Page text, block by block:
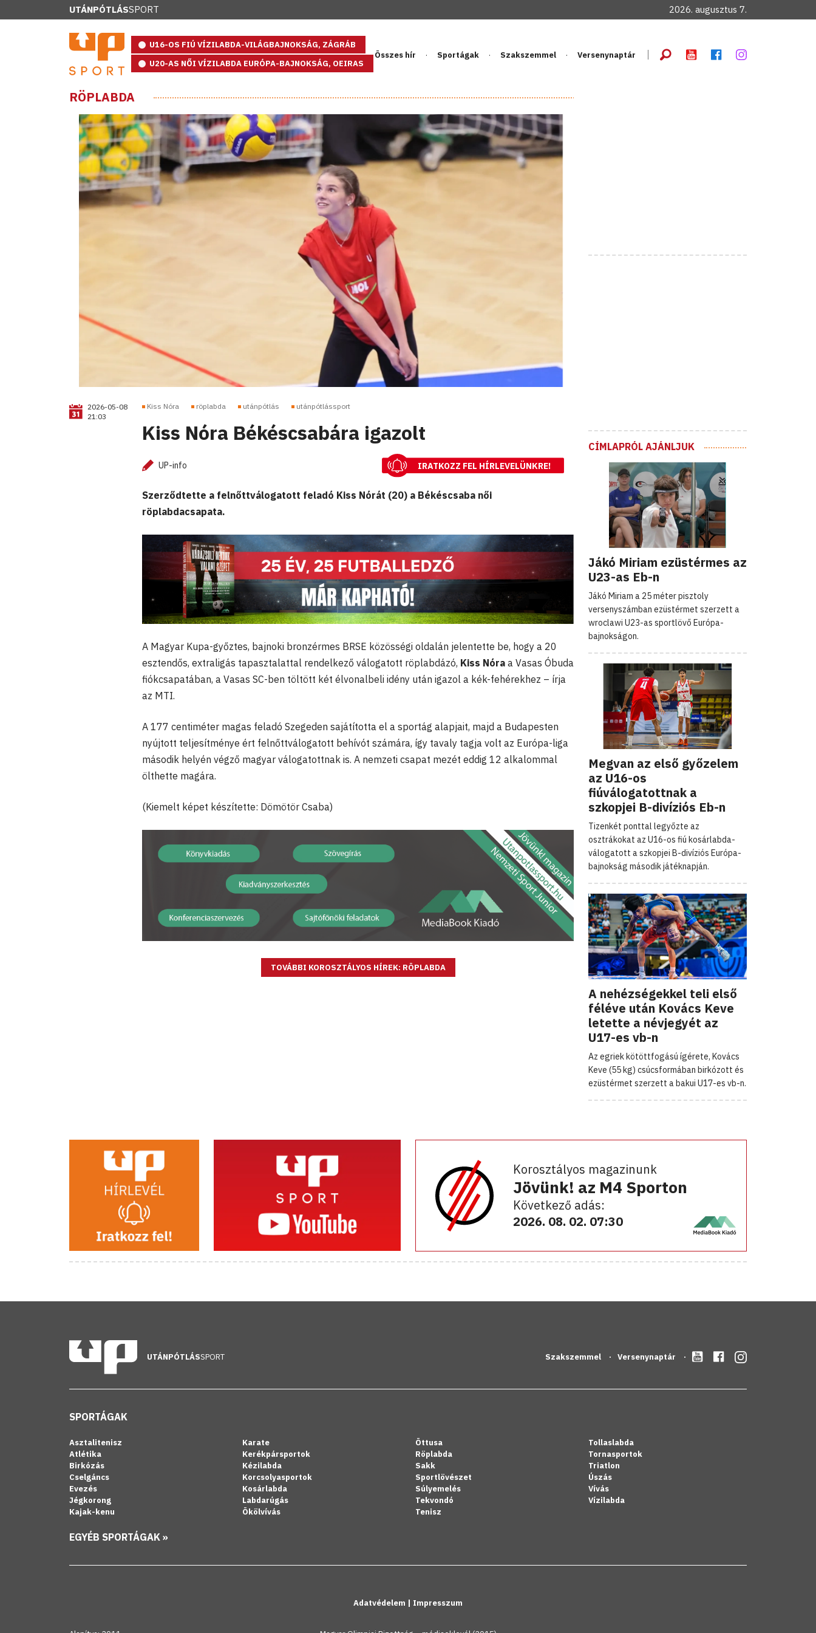
UTÁNPÓTLÁSSPORT 2026. augusztus 7.
U16-OS FIÚ VÍZILABDA-VILÁGBAJNOKSÁG, ZÁGRÁB
U20-AS NŐI VÍZILABDA EURÓPA-BAJNOKSÁG, OEIRAS
Összes hír Sportágak Szakszemmel Versenynaptár
RÖPLABDA
2026-05-08
21:03
Kiss Nóra röplabda utánpótlás utánpótlássport
Kiss Nóra Békéscsabára igazolt
UP-info IRATKOZZ FEL HÍRLEVELÜNKRE!
Szerződtette a felnőttválogatott feladó Kiss Nórát (20) a Békéscsaba női
röplabdacsapata.
A Magyar Kupa-győztes, bajnoki bronzérmes BRSE közösségi oldalán jelentette be, hogy a 20
esztendős, extraligás tapasztalattal rendelkező válogatott röplabdázó, Kiss Nóra a Vasas Óbuda
fiókcsapatában, a Vasas SC-ben töltött két élvonalbeli idény után igazol a kék-fehérekhez – írja
az MTI.
A 177 centiméter magas feladó Szegeden sajátította el a sportág alapjait, majd a Budapesten
nyújtott teljesítménye ért felnőttválogatott behívót számára, így tavaly tagja volt az Európa-liga
második helyén végző magyar válogatottnak is. A nemzeti csapat mezét eddig 12 alkalommal
ölthette magára.
(Kiemelt képet készítette: Dömötör Csaba)
TOVÁBBI KOROSZTÁLYOS HÍREK: RÖPLABDA
CÍMLAPRÓL AJÁNLJUK
Jákó Miriam ezüstérmes az
U23-as Eb-n
Jákó Miriam a 25 méter pisztoly
versenyszámban ezüstérmet szerzett a
wroclawi U23-as sportlövő Európa-
bajnokságon.
Megvan az első győzelem
az U16-os
fiúválogatottnak a
szkopjei B-divíziós Eb-n
Tizenkét ponttal legyőzte az
osztrákokat az U16-os fiú kosárlabda-
válogatott a szkopjei B-divíziós Európa-
bajnokság második játéknapján.
A nehézségekkel teli első
féléve után Kovács Keve
letette a névjegyét az
U17-es vb-n
Az egriek kötöttfogású ígérete, Kovács
Keve (55 kg) csúcsformában birkózott és
ezüstérmet szerzett a bakui U17-es vb-n.
Korosztályos magazinunk
Jövünk! az M4 Sporton
Következő adás:
2026. 08. 02. 07:30
UTÁNPÓTLÁSSPORT Szakszemmel Versenynaptár
SPORTÁGAK
Asztalitenisz
Atlétika
Birkózás
Cselgáncs
Evezés
Jégkorong
Kajak-kenu
Karate
Kerékpársportok
Kézilabda
Korcsolyasportok
Kosárlabda
Labdarúgás
Ökölvívás
Öttusa
Röplabda
Sakk
Sportlövészet
Súlyemelés
Tekvondó
Tenisz
Tollaslabda
Tornasportok
Triatlon
Úszás
Vívás
Vízilabda
EGYÉB SPORTÁGAK »
Adatvédelem | Impresszum